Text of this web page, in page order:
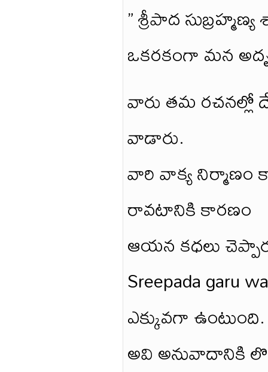
” శ్రీపాద
ఒకరకంగా మన
వారు తమ
వాడారు.
వారి వాక్య
రావటానికి కారణం
ఆయన కధలు
Sreepada garu
ఎక్కువగా ఉంటుంది.
అవి అనువాదానికి